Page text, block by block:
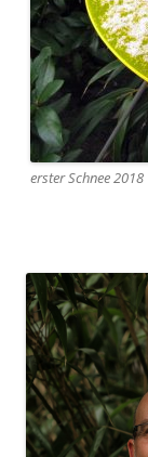
erster Schnee 2018